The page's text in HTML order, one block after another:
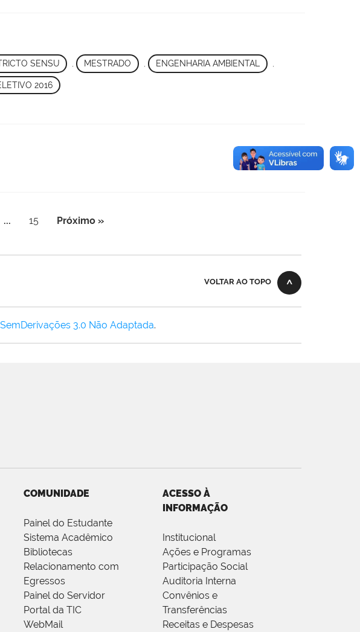
SENSU , MESTRADO , ENGENHARIA AMBIENTAL ,
2016
... 15 Próximo »
VOLTAR AO TOPO
3.0 Não Adaptada.
COMUNIDADE
Painel do Estudante
Sistema Acadêmico
Bibliotecas
Relacionamento com
Egressos
Painel do Servidor
Portal da TIC
WebMail
ACESSO À
INFORMAÇÃO
Institucional
Ações e Programas
Participação Social
Auditoria Interna
Convênios e
Transferências
Receitas e Despesas